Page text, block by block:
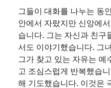
그들이 대화를 나누는 동
안에서 자랐지만 신앙에
습니다. 그는 자신과 친구
서도 이야기했습니다. 그
그가 찾고 있는 자유는 예
고 조심스럽게 반복했습
해 기도했습니다. 이것은